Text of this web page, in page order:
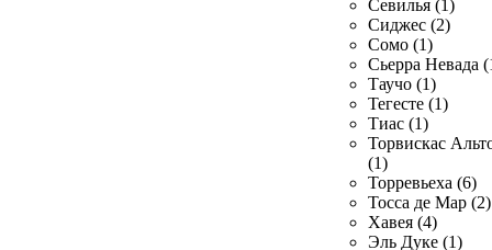
Севилья (1)
Сиджес (2)
Сомо (1)
Сьерра Невада
Таучо (1)
Тегесте (1)
Тиас (1)
Торвискас
(1)
Торревьеха (6)
Тосса де Мар (2)
Хавея (4)
Эль Дуке (1)